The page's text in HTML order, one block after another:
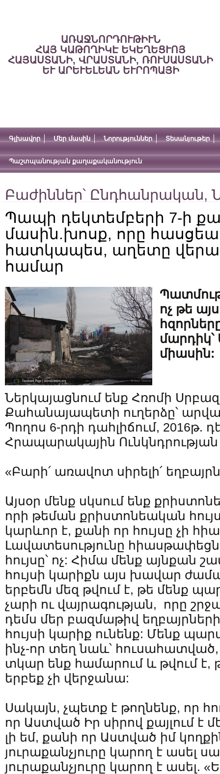
ԱՌԱՋՆՈՐԴՈՒԹԻՒՆ
ՀԱՅ ԿԱԹՈՂԻԿԷ ԵԿԵՂԵՑՒՈՅ
ՀԱՅԱՍՏԱՆԻ, ՎՐԱՍՏԱՆԻ, ՌՈՒՍԱՍՏԱՆԻ
ԵՒ ԱՐԵՒԵԼԵԱՆ ԵՒՐՈՊԱՅԻ
Գլխավոր Մեր մասին Նորություններ Տեսանյութեր
Պաշտպանության քաղաքականություն
Բաժիններ՝ Ընդհանրական,
Պապի դեկտեմբերի 7-ի
մասին.խոսք, որը
հատկապես, աղետը
համար
ոչ թե
միասին:
Ներկայացնում ենք Հռոմի
Քահանայապետի ուղերձը՝
Պողոս 6-րդի դահլիճում, 2016թ.
Հրապարակային
«Բարի՛ առավոտ սիրելի՛
Այսօր մենք սկսում ենք
որի թեման քրիստոնեական
կարևոր է, քանի որ հույսը չի
Լավատեսությունը
հույսը՝ ոչ: Հիմա մենք այնքան
հույսի կարիքն այս խավար
երբեմն մեզ թվում է, թե մենք
չարի ու վայրագության, որը
դեմս մեր բազմաթիվ
հույսի կարիք ունենք: Մենք
ինչ-որ տեղ նաև՝
տկար ենք համարում և թվում
երբեք չի վերջանա:
Սակայն, չպետք է թողնենք, որ
որ Աստված Իր սիրով քայլում է
լի եմ, քանի որ Աստված իմ
յուրաքանչյուրը կարող է ասել
յուրաքանչյուրը կարող է ասել.